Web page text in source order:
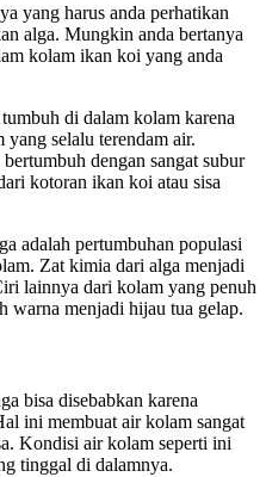
yang harus anda perhatikan
alga. Mungkin anda bertanya
kolam ikan koi yang anda
di dalam kolam karena
selalu terendam air.
dengan sangat subur
kotoran ikan koi atau sisa
adalah pertumbuhan populasi
Zat kimia dari alga menjadi
lainnya dari kolam yang penuh
warna menjadi hijau tua gelap.
bisa disebabkan karena
ini membuat air kolam sangat
Kondisi air kolam seperti ini
tinggal di dalamnya.